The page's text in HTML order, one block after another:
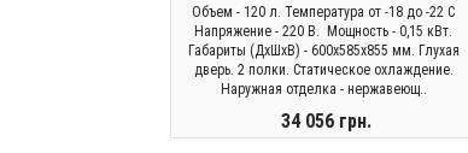
Объем - 120 л. Температура от -18 до -22 C
Напряжение - 220 В. Мощность - 0,15 кВт.
Габариты (ДхШхВ) - 600х585х855 мм. Глухая
дверь. 2 полки. Статическое охлаждение.
Наружная отделка - нержавеющ..
34 056 грн.